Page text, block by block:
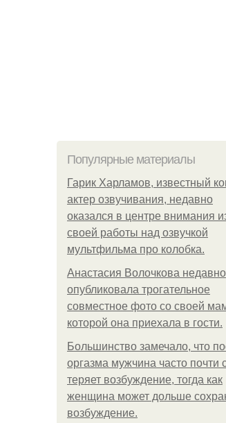
Популярные материалы
Гарик Харламов, известный
актер озвучивания, недавно
оказался в центре внимания
своей работы над озвучкой
мультфильма про колобка.
Анастасия Волочкова недавно
опубликовала трогательное
совместное фото со своей
которой она приехала в гости.
Большинство замечало, что
оргазма мужчина часто почти
теряет возбуждение, тогда как
женщина может дольше
возбуждение.